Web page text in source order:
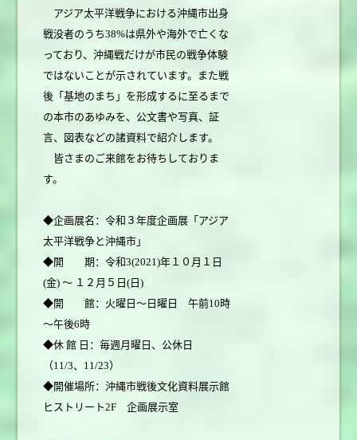
アジア太平洋戦争における沖縄市出身
戦没者のうち38%は県外や海外で亡くな
っており、沖縄戦だけが市民の戦争体験
ではないことが示されています。また戦
後「基地のまち」を形成するに至るまで
の本市のあゆみを、公文書や写真、証
言、図表などの諸資料で紹介します。
皆さまのご来館をお待ちしておりま
す。
◆企画展名：令和３年度企画展「アジア
太平洋戦争と沖縄市」
◆開 期：令和3(2021)年１０月１日
(金) ～ １２月５日(日)
◆開 館：火曜日～日曜日 午前10時
～午後6時
◆休 館 日：毎週月曜日、公休日
（11/3、11/23）
◆開催場所：沖縄市戦後文化資料展示館
ヒストリート2F 企画展示室